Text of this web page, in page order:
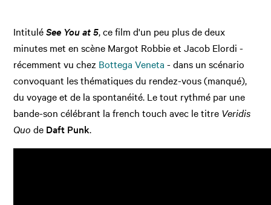
IntituléSee You at 5, ce film d'un peu plus de deux
minutes met en scène Margot Robbie et Jacob Elordi -
récemment vu chez Bottega Veneta - dans un scénario
convoquant les thématiques du rendez-vous (manqué),
du voyage et de la spontanéité. Le tout rythmé par une
bande-son célébrant la french touch avec le titre Veridis
Quo de Daft Punk.